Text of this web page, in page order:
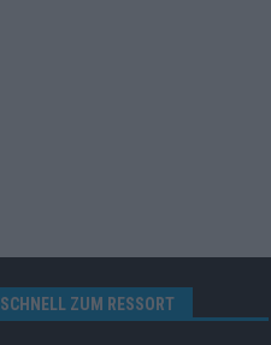
SCHNELL ZUM RESSORT